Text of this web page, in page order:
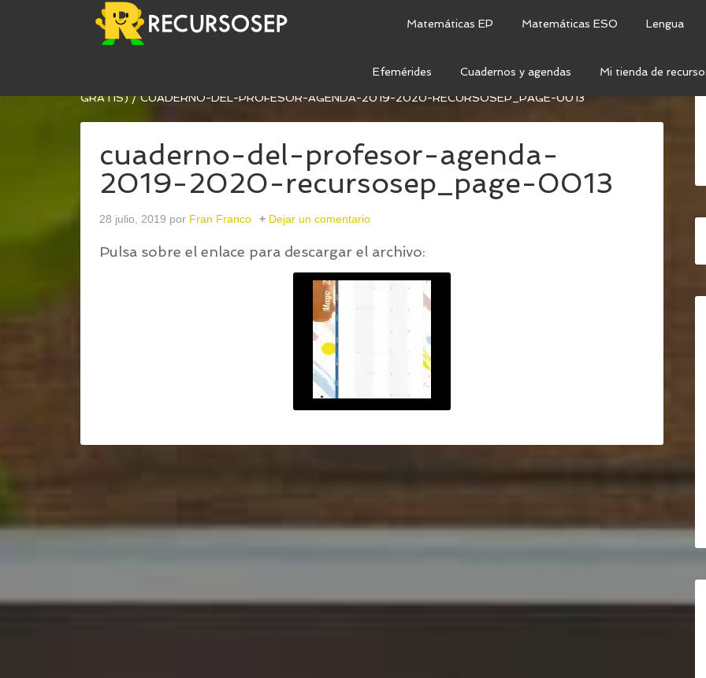
Matemáticas EP Matemáticas ESO Lengua
Efemérides Cuadernos y agendas Mi tienda de
CUADERNO DEL PROFESOR & AGENDA 2019 – 2020 (SUPERCOMPLETO Y
GRATIS) /CUADERNO-DEL-PROFESOR-AGENDA-2019-2020-RECURSOSEP_PAGE-0013
cuaderno-del-profesor-agenda-
2019-2020-recursosep_page-0013
28 julio, 2019 por Fran Franco Dejar un comentario
Pulsa sobre el enlace para descargar el archivo: